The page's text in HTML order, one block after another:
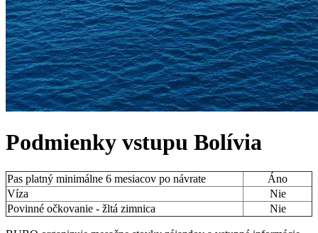
Podmienky vstupu Bolívia
Pas platný minimálne 6 mesiacov po návrate
Áno
Víza
Nie
Povinné očkovanie - žltá zimnica
Nie